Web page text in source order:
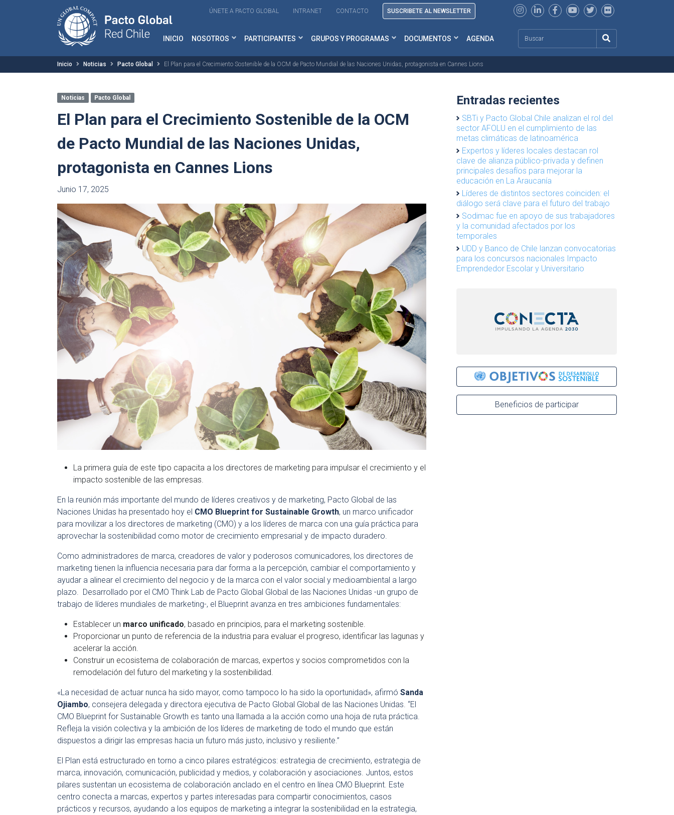
ÚNETE A PACTO GLOBAL INTRANET CONTACTO SUSCRIBETE AL NEWSLETTER
INICIO NOSOTROS PARTICIPANTES GRUPOS Y PROGRAMAS DOCUMENTOS AGENDA
Inicio Noticias Pacto Global El Plan para el Crecimiento Sostenible de la OCM de Pacto Mundial de las Naciones Unidas, protagonista en Cannes Lions
Noticias Pacto Global
El Plan para el Crecimiento Sostenible de la OCM
de Pacto Mundial de las Naciones Unidas,
protagonista en Cannes Lions
Junio 17, 2025
La primera guía de este tipo capacita a los directores de marketing para impulsar el crecimiento y el
impacto sostenible de las empresas.
En la reunión más importante del mundo de líderes creativos y de marketing, Pacto Global de las
Naciones Unidas ha presentado hoy el CMO Blueprint for Sustainable Growth, un marco unificador
para movilizar a los directores de marketing (CMO) y a los líderes de marca con una guía práctica para
aprovechar la sostenibilidad como motor de crecimiento empresarial y de impacto duradero.
Como administradores de marca, creadores de valor y poderosos comunicadores, los directores de
marketing tienen la influencia necesaria para dar forma a la percepción, cambiar el comportamiento y
ayudar a alinear el crecimiento del negocio y de la marca con el valor social y medioambiental a largo
plazo. Desarrollado por el CMO Think Lab de Pacto Global Global de las Naciones Unidas -un grupo de
trabajo de líderes mundiales de marketing-, el Blueprint avanza en tres ambiciones fundamentales:
Establecer un marco unificado, basado en principios, para el marketing sostenible.
Proporcionar un punto de referencia de la industria para evaluar el progreso, identificar las lagunas y
acelerar la acción.
Construir un ecosistema de colaboración de marcas, expertos y socios comprometidos con la
remodelación del futuro del marketing y la sostenibilidad.
«La necesidad de actuar nunca ha sido mayor, como tampoco lo ha sido la oportunidad», afirmó Sanda
Ojiambo, consejera delegada y directora ejecutiva de Pacto Global Global de las Naciones Unidas. “El
CMO Blueprint for Sustainable Growth es tanto una llamada a la acción como una hoja de ruta práctica.
Refleja la visión colectiva y la ambición de los líderes de marketing de todo el mundo que están
dispuestos a dirigir las empresas hacia un futuro más justo, inclusivo y resiliente.”
El Plan está estructurado en torno a cinco pilares estratégicos: estrategia de crecimiento, estrategia de
marca, innovación, comunicación, publicidad y medios, y colaboración y asociaciones. Juntos, estos
pilares sustentan un ecosistema de colaboración anclado en el centro en línea CMO Blueprint. Este
centro conecta a marcas, expertos y partes interesadas para compartir conocimientos, casos
prácticos y recursos, ayudando a los equipos de marketing a integrar la sostenibilidad en la estrategia,
Entradas recientes
SBTi y Pacto Global Chile analizan el rol del
sector AFOLU en el cumplimiento de las
metas climáticas de latinoamérica
Expertos y líderes locales destacan rol
clave de alianza público-privada y definen
principales desafíos para mejorar la
educación en La Araucanía
Líderes de distintos sectores coinciden: el
diálogo será clave para el futuro del trabajo
Sodimac fue en apoyo de sus trabajadores
y la comunidad afectados por los
temporales
UDD y Banco de Chile lanzan convocatorias
para los concursos nacionales Impacto
Emprendedor Escolar y Universitario
Beneficios de participar